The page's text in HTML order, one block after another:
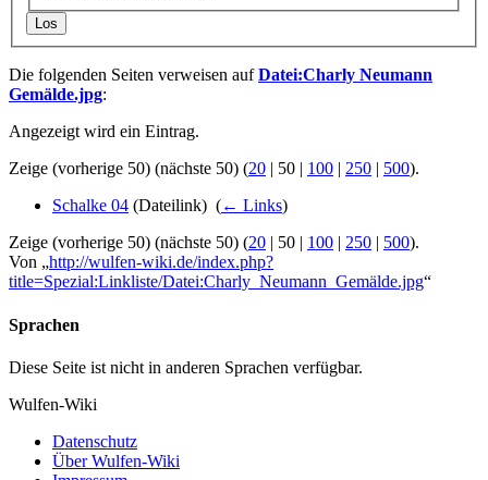
Los
Die folgenden Seiten verweisen aufDatei:Charly Neumann
Gemälde.jpg:
Angezeigt wird ein Eintrag.
Zeige (vorherige 50) (nächste 50) (20 | 50 | 100 | 250 | 500).
Schalke 04 (Dateilink) ‎ (← Links)
Zeige (vorherige 50) (nächste 50) (20 | 50 | 100 | 250 | 500).
Von „http://wulfen-wiki.de/index.php?
title=Spezial:Linkliste/Datei:Charly_Neumann_Gemälde.jpg“
Sprachen
Diese Seite ist nicht in anderen Sprachen verfügbar.
Wulfen-Wiki
Datenschutz
Über Wulfen-Wiki